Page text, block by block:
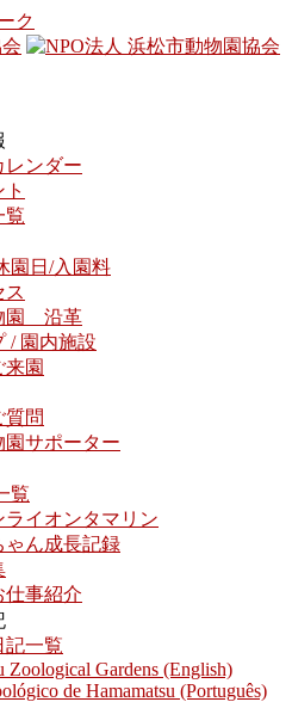
ク
レンダー
覧
園日/入園料
ス
園 沿革
/ 園内施設
園
質問
園サポーター
覧
ライオンタマリン
ゃん成長記録
仕事紹介
記一覧
Zoological Gardens (English)
de Hamamatsu (Português)